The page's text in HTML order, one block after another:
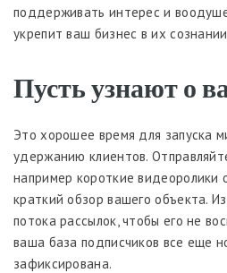
поддерживать интерес и
укрепит ваш бизнес в их
Пусть узнают о
Это хорошее время для запуска
удержанию клиентов.
например короткие
краткий обзор вашего объекта.
потока рассылок, чтобы его не
ваша база подписчиков все еще
зафиксирована.